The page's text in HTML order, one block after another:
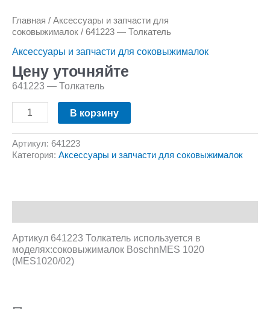
Главная / Аксессуары и запчасти для
соковыжималок / 641223 — Толкатель
Аксессуары и запчасти для соковыжималок
Цену уточняйте
641223 — Толкатель
В корзину
Артикул: 641223
Категория: Аксессуары и запчасти для соковыжималок
Артикул 641223 Толкатель используется в
моделях:соковыжималок BoschnMES 1020
(MES1020/02)